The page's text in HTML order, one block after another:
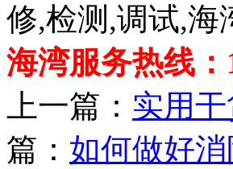
修,检测,调试,海
海湾服务热线：
上一篇： 实用
篇： 如何做好